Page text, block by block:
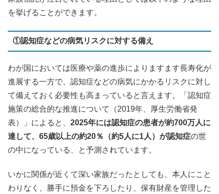
を挙げることができます。
①認知症などの病気リスクに対する備え
わが国においては医療や薬の進歩によりますます長寿化が
進展する一方で、認知症などの病気にかかるリスクに対し
て備えておく必要性も高まっていると言えます。「認知症
施策の総合的な推進について（2019年、厚生労働省発
表）」によると、 2025年には認知症の患者が約700万人に
達して、65歳以上の約20％（約5人に1人）が認知症の世
の中になっている、と予測されています。
いかに関係が近くて深い家族だったとしても、本人にこと
わりなく、勝手に預金を下ろしたり、保有財産を管理した